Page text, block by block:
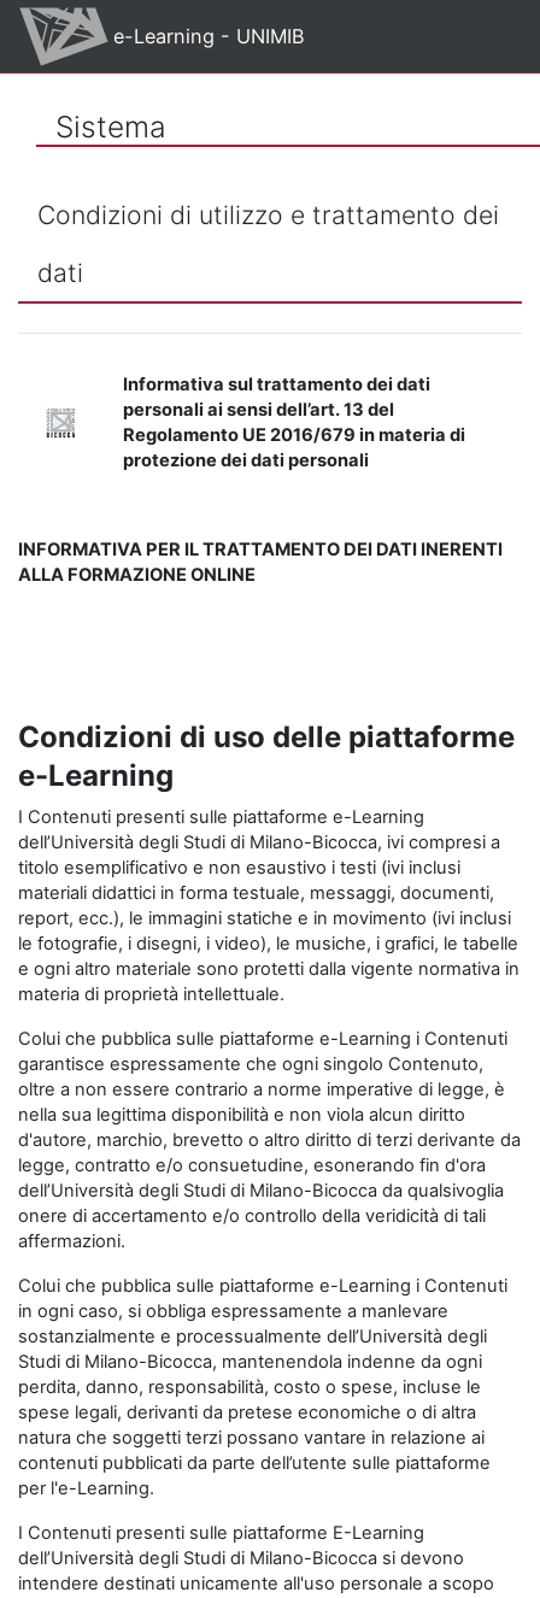
Vai al contenuto principale
e-Learning - UNIMIB
Sistema
Condizioni di utilizzo e trattamento dei
dati
Informativa sul trattamento dei dati
personali ai sensi dell’art. 13 del
Regolamento UE 2016/679 in materia di
protezione dei dati personali
INFORMATIVA PER IL TRATTAMENTO DEI DATI INERENTI
ALLA FORMAZIONE ONLINE
Condizioni di uso delle piattaforme
e-Learning
I Contenuti presenti sulle piattaforme e-Learning
dell’Università degli Studi di Milano-Bicocca, ivi compresi a
titolo esemplificativo e non esaustivo i testi (ivi inclusi
materiali didattici in forma testuale, messaggi, documenti,
report, ecc.), le immagini statiche e in movimento (ivi inclusi
le fotografie, i disegni, i video), le musiche, i grafici, le tabelle
e ogni altro materiale sono protetti dalla vigente normativa in
materia di proprietà intellettuale.
Colui che pubblica sulle piattaforme e-Learning i Contenuti
garantisce espressamente che ogni singolo Contenuto,
oltre a non essere contrario a norme imperative di legge, è
nella sua legittima disponibilità e non viola alcun diritto
d'autore, marchio, brevetto o altro diritto di terzi derivante da
legge, contratto e/o consuetudine, esonerando fin d'ora
dell’Università degli Studi di Milano-Bicocca da qualsivoglia
onere di accertamento e/o controllo della veridicità di tali
affermazioni.
Colui che pubblica sulle piattaforme e-Learning i Contenuti
in ogni caso, si obbliga espressamente a manlevare
sostanzialmente e processualmente dell’Università degli
Studi di Milano-Bicocca, mantenendola indenne da ogni
perdita, danno, responsabilità, costo o spese, incluse le
spese legali, derivanti da pretese economiche o di altra
natura che soggetti terzi possano vantare in relazione ai
contenuti pubblicati da parte dell’utente sulle piattaforme
per l'e-Learning.
I Contenuti presenti sulle piattaforme E-Learning
dell’Università degli Studi di Milano-Bicocca si devono
intendere destinati unicamente all'uso personale a scopo